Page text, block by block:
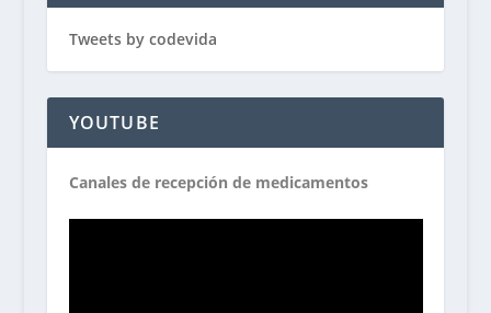
Tweets by codevida
YOUTUBE
Canales de recepción de medicamentos